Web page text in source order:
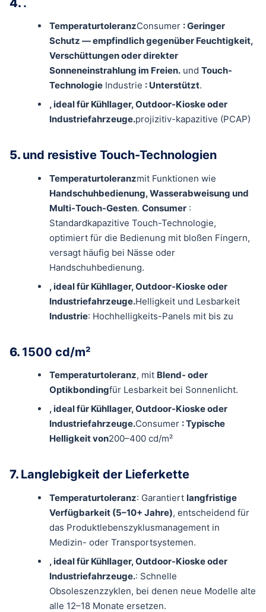
4. .
TemperaturtoleranzConsumer : Geringer
Schutz — empfindlich gegenüber Feuchtigkeit,
Verschüttungen oder direkter
Sonneneinstrahlung im Freien. undTouch-
Technologie Industrie : Unterstützt.
, ideal für Kühllager, Outdoor-Kioske oder
Industriefahrzeuge.projizitiv-kapazitive (PCAP)
5. und resistive Touch-Technologien
Temperaturtoleranzmit Funktionen wie
Handschuhbedienung, Wasserabweisung und
Multi-Touch-Gesten.Consumer :
Standardkapazitive Touch-Technologie,
optimiert für die Bedienung mit bloßen Fingern,
versagt häufig bei Nässe oder
Handschuhbedienung.
, ideal für Kühllager, Outdoor-Kioske oder
Industriefahrzeuge.Helligkeit und Lesbarkeit
Industrie: Hochhelligkeits-Panels mit bis zu
6. 1500 cd/m²
Temperaturtoleranz, mit Blend- oder
Optikbondingfür Lesbarkeit bei Sonnenlicht.
, ideal für Kühllager, Outdoor-Kioske oder
Industriefahrzeuge.Consumer : Typische
Helligkeit von200–400 cd/m²
7. Langlebigkeit der Lieferkette
Temperaturtoleranz: Garantiertlangfristige
Verfügbarkeit (5–10+ Jahre), entscheidend für
das Produktlebenszyklusmanagement in
Medizin- oder Transportsystemen.
, ideal für Kühllager, Outdoor-Kioske oder
Industriefahrzeuge.: Schnelle
Obsoleszenzzyklen, bei denen neue Modelle alte
alle 12–18 Monate ersetzen.